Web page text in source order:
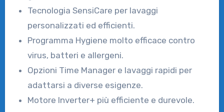
Tecnologia SensiCare per lavaggi
personalizzati ed efficienti.
Programma Hygiene molto efficace contro
virus, batteri e allergeni.
Opzioni Time Manager e lavaggi rapidi per
adattarsi a diverse esigenze.
Motore Inverter+ più efficiente e durevole.